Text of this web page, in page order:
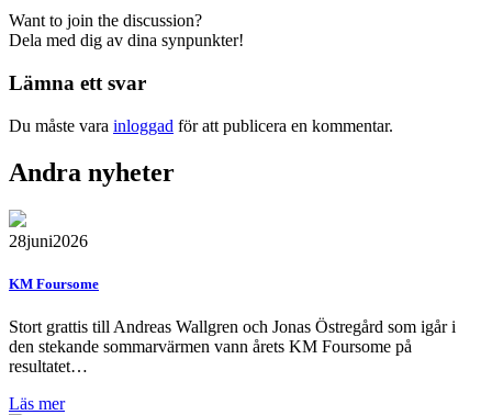
Want to join the discussion?
Dela med dig av dina synpunkter!
Lämna ett svar
Du måste vara inloggad för att publicera en kommentar.
Andra nyheter
28juni2026
KM Foursome
Stort grattis till Andreas Wallgren och Jonas Östregård som igår i
den stekande sommarvärmen vann årets KM Foursome på
resultatet…
Läs mer